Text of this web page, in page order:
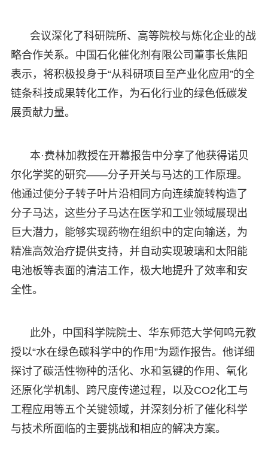
会议深化了科研院所、高等院校与炼化企业的战
略合作关系。中国石化催化剂有限公司董事长焦阳
表示，将积极投身于“从科研项目至产业化应用”的全
链条科技成果转化工作，为石化行业的绿色低碳发
展贡献力量。
本·费林加教授在开幕报告中分享了他获得诺贝
尔化学奖的研究——分子开关与马达的工作原理。
他通过使分子转子叶片沿相同方向连续旋转构造了
分子马达，这些分子马达在医学和工业领域展现出
巨大潜力，能够实现药物在组织中的定向输送，为
精准高效治疗提供支持，并自动实现玻璃和太阳能
电池板等表面的清洁工作，极大地提升了效率和安
全性。
此外，中国科学院院士、华东师范大学何鸣元教
授以“水在绿色碳科学中的作用”为题作报告。他详细
探讨了碳活性物种的活化、水和氢键的作用、氧化
还原化学机制、跨尺度传递过程，以及CO2化工与
工程应用等五个关键领域，并深刻分析了催化科学
与技术所面临的主要挑战和相应的解决方案。